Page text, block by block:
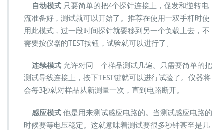
自动模式 只要简单的把4个探针连接上，促发和逆转电
流准备好，测试就可以开始了。推荐在使用一双手杆时使
用此模式，过一段时间探针就要移到另一个负载上去，不
需要按仪器的TEST按钮，试验就可以进行了。
连续模式 允许对同一个样品测试几遍。只需要简单的把
测试导线连接上，按下TEST键就可以进行试验了。仪器将
会每3秒就对样品从新测量一次，直到电路断开。
感应模式 他是用来测试感应电路的。当测试感应电路的
时候要等电压稳定。这就意味着测试要很多秒钟甚至是几